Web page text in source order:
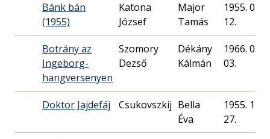
Bánk bán
(1955)
Katona
József
Major
Tamás
1955. 04.
12.
Botrány az
Ingeborg-
hangversenyen
Szomory
Dezső
Dékány
Kálmán
1966. 03.
03.
Doktor Jajdefáj Csukovszkij Bella
Éva
1955. 11.
27.